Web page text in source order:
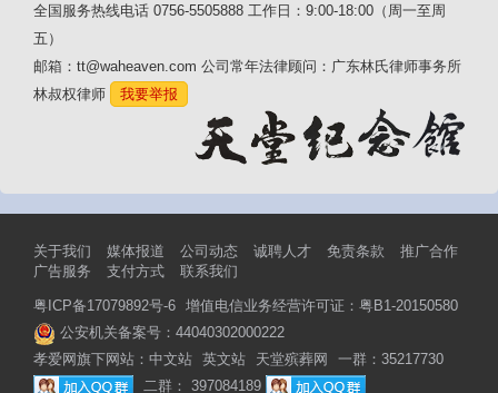
全国服务热线电话 0756-5505888 工作日：9:00-18:00（周一至周
五）
邮箱：tt@waheaven.com 公司常年法律顾问：广东林氏律师事务所
林叔权律师
我要举报
关于我们 媒体报道 公司动态 诚聘人才 免责条款
推广合作
广告服务
支付方式 联系我们
粤ICP备17079892号-6 增值电信业务经营许可证：粤B1-20150580
公安机关备案号：44040302000222
孝爱网旗下网站： 中文站 英文站 天堂殡葬网
一群：35217730
二群： 397084189